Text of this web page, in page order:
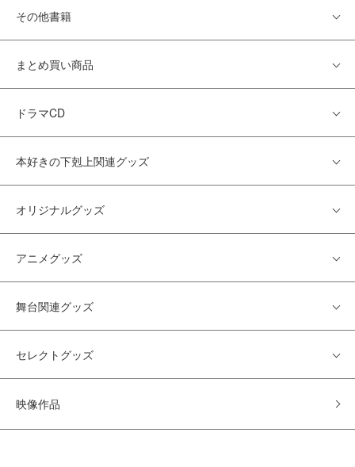
その他書籍
まとめ買い商品
ドラマCD
本好きの下剋上関連グッズ
オリジナルグッズ
アニメグッズ
舞台関連グッズ
セレクトグッズ
映像作品